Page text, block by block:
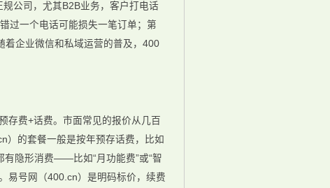
公司，尤其B2B业务，客户打电话
过一个电话可能损失一笔订单；第
企业微信和私域运营的普及，400
存费+话费。市面常见的报价从几百
）的套餐一般是按年预存话费，比如
有隐形消费——比如“月功能费”或“智
易号网（400.cn）是明码标价，续费